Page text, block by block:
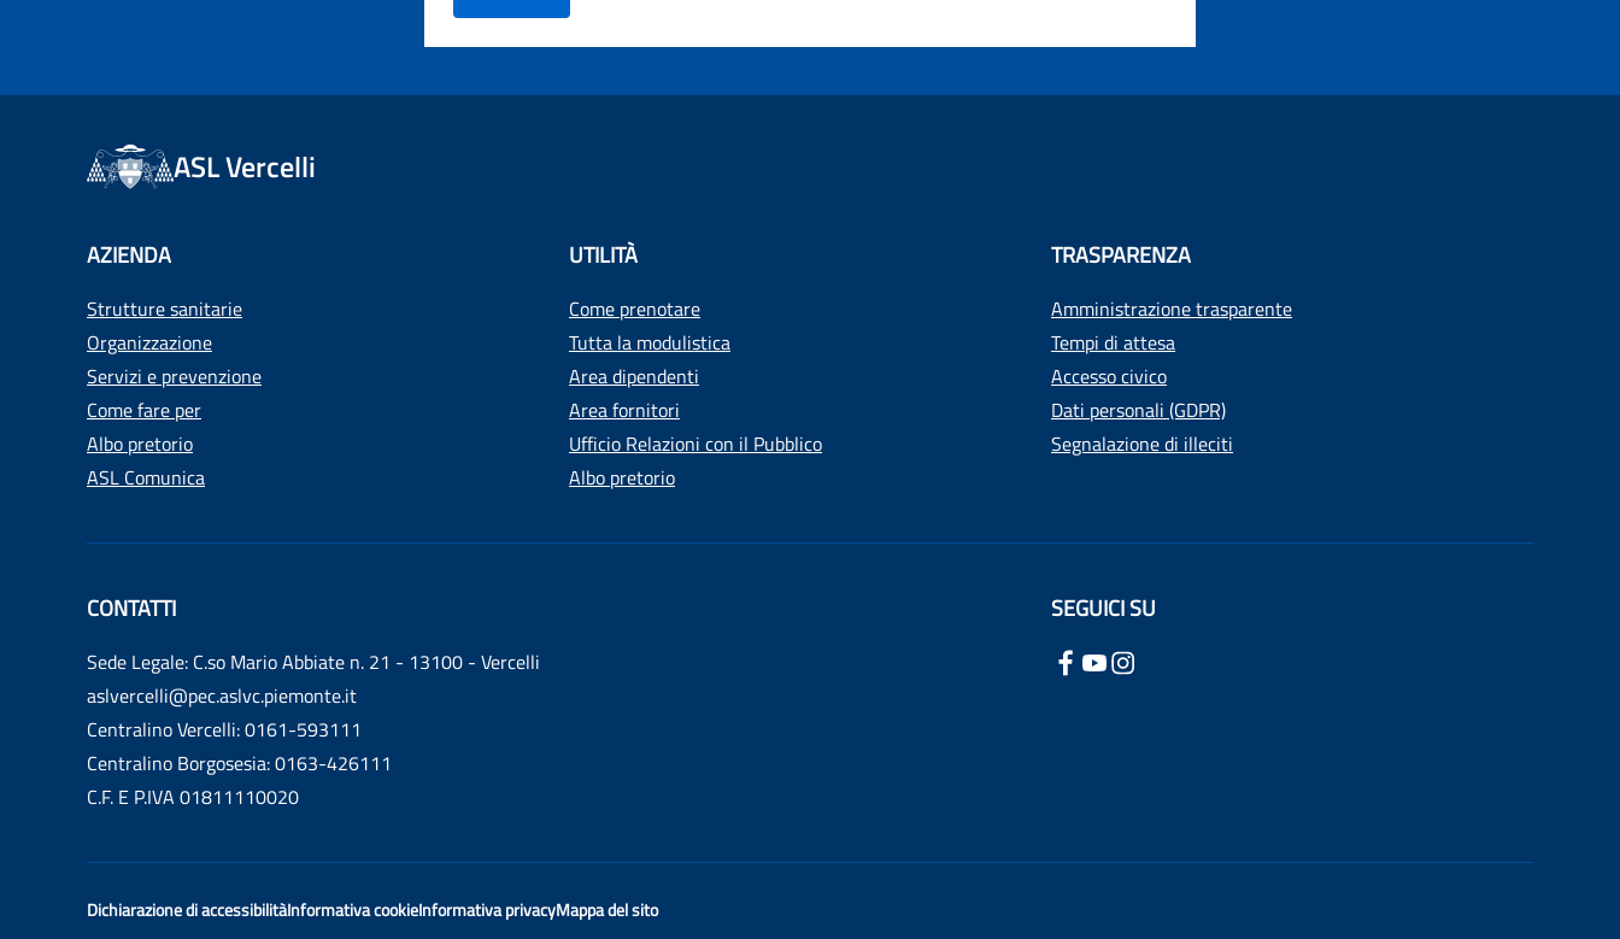
ASL Vercelli
AZIENDA
Strutture sanitarie
Organizzazione
Servizi e prevenzione
Come fare per
Albo pretorio
ASL Comunica
UTILITÀ
Come prenotare
Tutta la modulistica
Area dipendenti
Area fornitori
Ufficio Relazioni con il Pubblico
Albo pretorio
TRASPARENZA
Amministrazione trasparente
Tempi di attesa
Accesso civico
Dati personali (GDPR)
Segnalazione di illeciti
CONTATTI
Sede Legale: C.so Mario Abbiate n. 21 - 13100 - Vercelli
aslvercelli@pec.aslvc.piemonte.it
Centralino Vercelli: 0161-593111
Centralino Borgosesia: 0163-426111
C.F. E P.IVA 01811110020
SEGUICI SU
Dichiarazione di accessibilitàInformativa cookieInformativa privacyMappa del sito